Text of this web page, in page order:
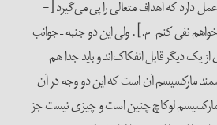
که اهداف متعالی را پی می‌گیرد [-
نفی کنم-م.] . ولی این دو جنبه – جوانب
دیگر قابل انفکاک‌اند و باید جدا هم
مارکسیسم آن است که این دو وجه در آن
لوکاچ چنین است و چیزی نیست جز